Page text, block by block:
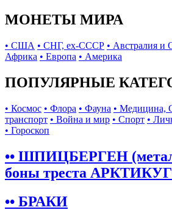
МОНЕТЫ МИРА
• США • СНГ, ex-СССР • Австралия и
Африка • Европа • Америка
ПОПУЛЯРНЫЕ
• Космос • Флора • Фауна • Медицина,
транспорт • Война и мир • Спорт •
• Гороскоп
•• ШПИЦБЕРГЕН
боны треста
•• БРАКИ